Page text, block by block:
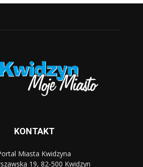
KONTAKT
Miasta Kwidzyna
19, 82-500 Kwidzyn